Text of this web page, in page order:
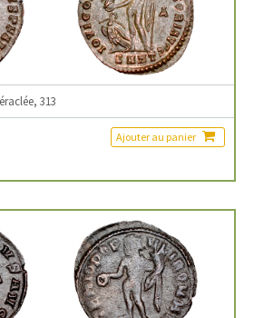
313
Ajouter au panier